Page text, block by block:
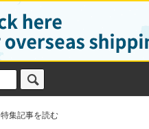
特集記事を読む